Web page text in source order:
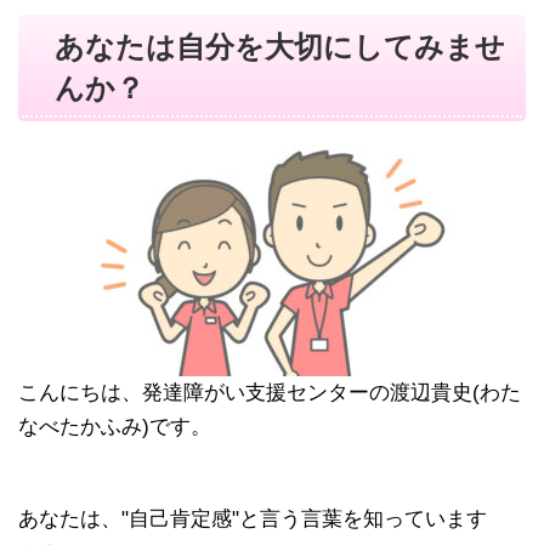
あなたは自分を大切にしてみませ
んか？
こんにちは、発達障がい支援センターの渡辺貴史(わた
なべたかふみ)です。
あなたは、"自己肯定感"と言う言葉を知っています